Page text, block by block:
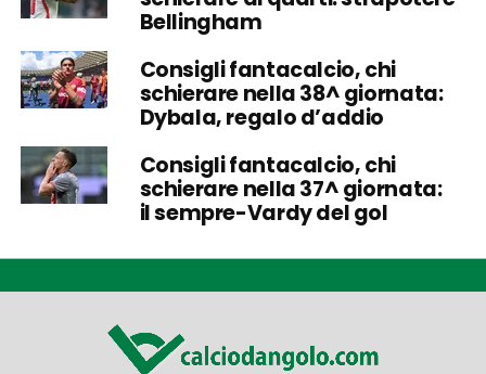
Bellingham
Consigli fantacalcio, chi
schierare nella 38^ giornata:
Dybala, regalo d’addio
Consigli fantacalcio, chi
schierare nella 37^ giornata:
il sempre-Vardy del gol